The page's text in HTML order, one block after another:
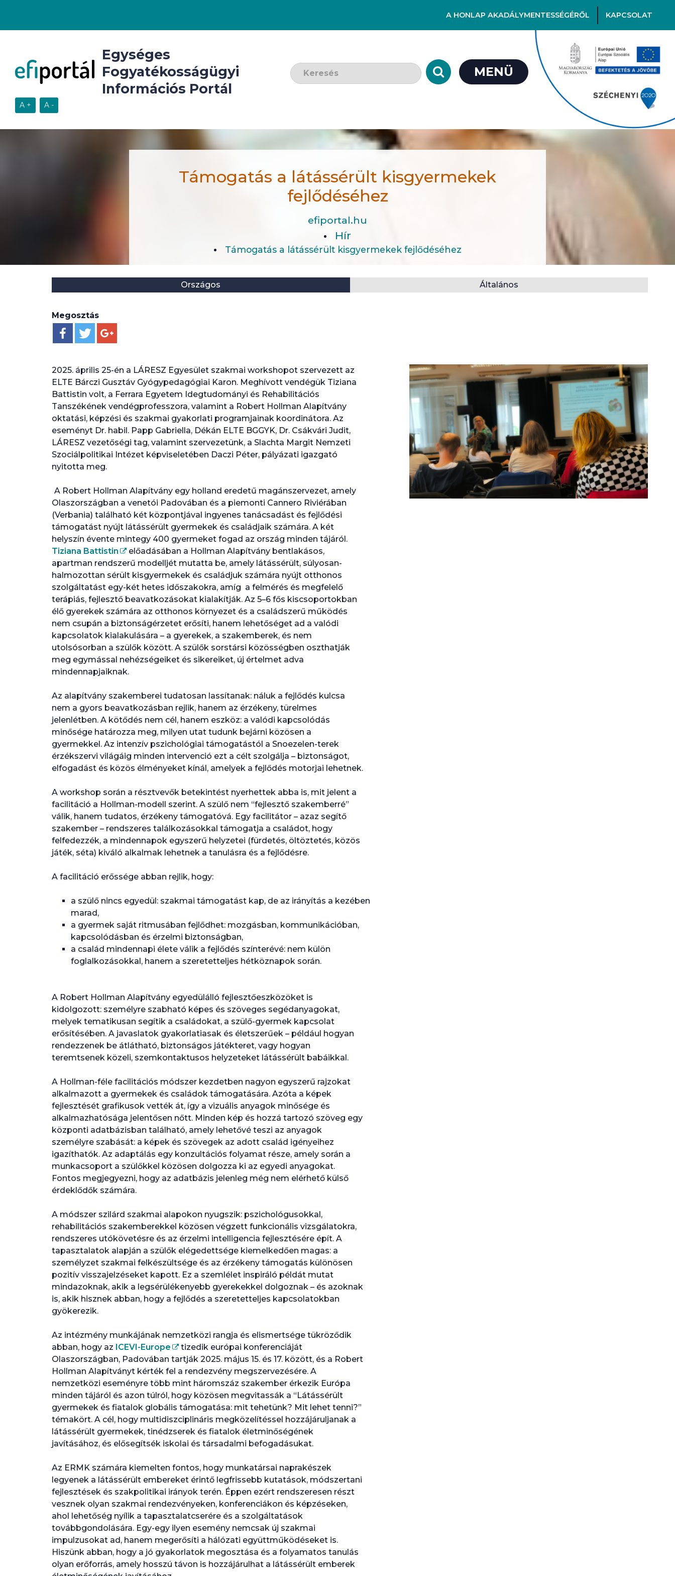
A HONLAP AKADÁLYMENTESSÉGÉRŐL KAPCSOLAT
Egységes
Fogyatékosságügyi
Információs Portál
Keresendő szó: MENÜ
Támogatás a látássérült kisgyermekek
fejlődéséhez
efiportal.hu
Hír
Támogatás a látássérült kisgyermekek fejlődéséhez
Országos Általános
Megosztás
2025. április 25-én a LÁRESZ Egyesület szakmai workshopot szervezett az
ELTE Bárczi Gusztáv Gyógypedagógiai Karon. Meghívott vendégük Tiziana
Battistin volt, a Ferrara Egyetem Idegtudományi és Rehabilitációs
Tanszékének vendégprofesszora, valamint a Robert Hollman Alapítvány
oktatási, képzési és szakmai gyakorlati programjainak koordinátora. Az
eseményt Dr. habil. Papp Gabriella, Dékán ELTE BGGYK, Dr. Csákvári Judit,
LÁRESZ vezetőségi tag, valamint szervezetünk, a Slachta Margit Nemzeti
Szociálpolitikai Intézet képviseletében Daczi Péter, pályázati igazgató
nyitotta meg.
A Robert Hollman Alapítvány egy holland eredetű magánszervezet, amely
Olaszországban a venetói Padovában és a piemonti Cannero Riviérában
(Verbania) található két központjával ingyenes tanácsadást és fejlődési
támogatást nyújt látássérült gyermekek és családjaik számára. A két
helyszín évente mintegy 400 gyermeket fogad az ország minden tájáról.
Tiziana Battistin
előadásában a Hollman Alapítvány bentlakásos,
apartman rendszerű modelljét mutatta be, amely látássérült, súlyosan-
halmozottan sérült kisgyermekek és családjuk számára nyújt otthonos
szolgáltatást egy-két hetes időszakokra, amíg a felmérés és megfelelő
terápiás, fejlesztő beavatkozásokat kialakítják. Az 5–6 fős kiscsoportokban
élő gyerekek számára az otthonos környezet és a családszerű működés
nem csupán a biztonságérzetet erősíti, hanem lehetőséget ad a valódi
kapcsolatok kialakulására – a gyerekek, a szakemberek, és nem
utolsósorban a szülők között. A szülők sorstársi közösségben oszthatják
meg egymással nehézségeiket és sikereiket, új értelmet adva
mindennapjaiknak.
Az alapítvány szakemberei tudatosan lassítanak: náluk a fejlődés kulcsa
nem a gyors beavatkozásban rejlik, hanem az érzékeny, türelmes
jelenlétben. A kötődés nem cél, hanem eszköz: a valódi kapcsolódás
minősége határozza meg, milyen utat tudunk bejárni közösen a
gyermekkel. Az intenzív pszichológiai támogatástól a Snoezelen-terek
érzékszervi világáig minden intervenció ezt a célt szolgálja – biztonságot,
elfogadást és közös élményeket kínál, amelyek a fejlődés motorjai lehetnek.
A workshop során a résztvevők betekintést nyerhettek abba is, mit jelent a
facilitáció a Hollman-modell szerint. A szülő nem “fejlesztő szakemberré”
válik, hanem tudatos, érzékeny támogatóvá. Egy facilitátor – azaz segítő
szakember – rendszeres találkozásokkal támogatja a családot, hogy
felfedezzék, a mindennapok egyszerű helyzetei (fürdetés, öltöztetés, közös
játék, séta) kiváló alkalmak lehetnek a tanulásra és a fejlődésre.
A facilitáció erőssége abban rejlik, hogy:
a szülő nincs egyedül: szakmai támogatást kap, de az irányítás a kezében
marad,
a gyermek saját ritmusában fejlődhet: mozgásban, kommunikációban,
kapcsolódásban és érzelmi biztonságban,
a család mindennapi élete válik a fejlődés színterévé: nem külön
foglalkozásokkal, hanem a szeretetteljes hétköznapok során.
A Robert Hollman Alapítvány egyedülálló fejlesztőeszközöket is
kidolgozott: személyre szabható képes és szöveges segédanyagokat,
melyek tematikusan segítik a családokat, a szülő-gyermek kapcsolat
erősítésében. A javaslatok gyakorlatiasak és életszerűek – például hogyan
rendezzenek be átlátható, biztonságos játékteret, vagy hogyan
teremtsenek közeli, szemkontaktusos helyzeteket látássérült babáikkal.
A Hollman-féle facilitációs módszer kezdetben nagyon egyszerű rajzokat
alkalmazott a gyermekek és családok támogatására. Azóta a képek
fejlesztését grafikusok vették át, így a vizuális anyagok minősége és
alkalmazhatósága jelentősen nőtt. Minden kép és hozzá tartozó szöveg egy
központi adatbázisban található, amely lehetővé teszi az anyagok
személyre szabását: a képek és szövegek az adott család igényeihez
igazíthatók. Az adaptálás egy konzultációs folyamat része, amely során a
munkacsoport a szülőkkel közösen dolgozza ki az egyedi anyagokat.
Fontos megjegyezni, hogy az adatbázis jelenleg még nem elérhető külső
érdeklődők számára.
A módszer szilárd szakmai alapokon nyugszik: pszichológusokkal,
rehabilitációs szakemberekkel közösen végzett funkcionális vizsgálatokra,
rendszeres utókövetésre és az érzelmi intelligencia fejlesztésére épít. A
tapasztalatok alapján a szülők elégedettsége kiemelkedően magas: a
személyzet szakmai felkészültsége és az érzékeny támogatás különösen
pozitív visszajelzéseket kapott. Ez a szemlélet inspiráló példát mutat
mindazoknak, akik a legsérülékenyebb gyerekekkel dolgoznak – és azoknak
is, akik hisznek abban, hogy a fejlődés a szeretetteljes kapcsolatokban
gyökerezik.
Az intézmény munkájának nemzetközi rangja és elismertsége tükröződik
abban, hogy az ICEVI-Europe
tizedik európai konferenciáját
Olaszországban, Padovában tartják 2025. május 15. és 17. között, és a Robert
Hollman Alapítványt kérték fel a rendezvény megszervezésére. A
nemzetközi eseményre több mint háromszáz szakember érkezik Európa
minden tájáról és azon túlról, hogy közösen megvitassák a “Látássérült
gyermekek és fiatalok globális támogatása: mit tehetünk? Mit lehet tenni?”
témakört. A cél, hogy multidiszciplináris megközelítéssel hozzájáruljanak a
látássérült gyermekek, tinédzserek és fiatalok életminőségének
javításához, és elősegítsék iskolai és társadalmi befogadásukat.
Az ERMK számára kiemelten fontos, hogy munkatársai naprakészek
legyenek a látássérült embereket érintő legfrissebb kutatások, módszertani
fejlesztések és szakpolitikai irányok terén. Éppen ezért rendszeresen részt
vesznek olyan szakmai rendezvényeken, konferenciákon és képzéseken,
ahol lehetőség nyílik a tapasztalatcserére és a szolgáltatások
továbbgondolására. Egy-egy ilyen esemény nemcsak új szakmai
impulzusokat ad, hanem megerősíti a hálózati együttműködéseket is.
Hiszünk abban, hogy a jó gyakorlatok megosztása és a folyamatos tanulás
olyan erőforrás, amely hosszú távon is hozzájárulhat a látássérült emberek